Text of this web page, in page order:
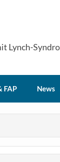
Lynch-
FAP News